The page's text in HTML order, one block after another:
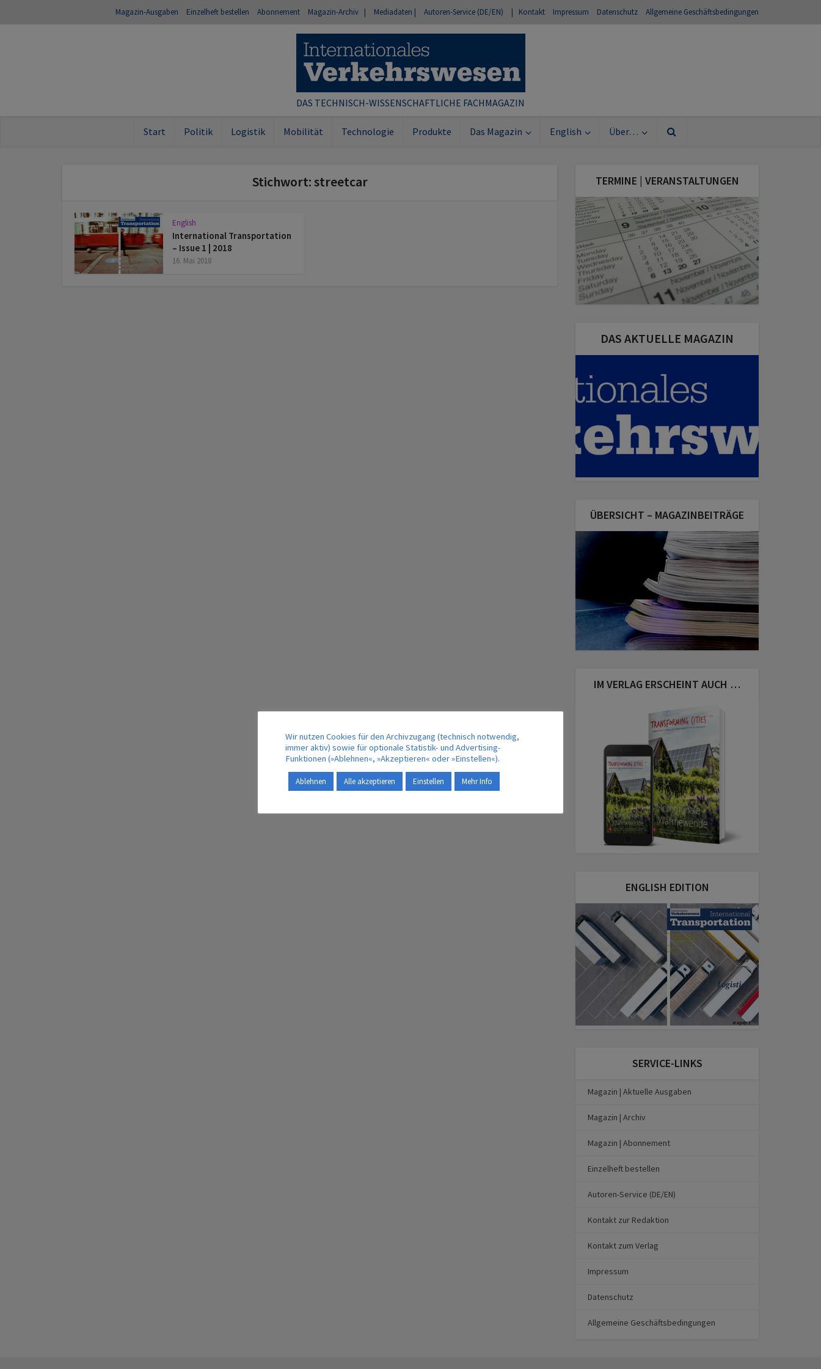
Magazin-Ausgaben Einzelheft bestellen Abonnement Magazin-Archiv | Mediadaten | Autoren-Service (DE/EN) | Kontakt Impressum Datenschutz Allgemeine Geschäftsbedingungen
DAS TECHNISCH-WISSENSCHAFTLICHE FACHMAGAZIN
Start Politik Logistik Mobilität Technologie Produkte Das Magazin English Über…
Stichwort: streetcar
English
International Transportation
– Issue 1 | 2018
16. Mai 2018
TERMINE | VERANSTALTUNGEN
DAS AKTUELLE MAGAZIN
ÜBERSICHT – MAGAZINBEITRÄGE
IM VERLAG ERSCHEINT AUCH …
ENGLISH EDITION
SERVICE-LINKS
Magazin | Aktuelle Ausgaben
Magazin | Archiv
Magazin | Abonnement
Einzelheft bestellen
Autoren-Service (DE/EN)
Kontakt zur Redaktion
Kontakt zum Verlag
Impressum
Datenschutz
Allgemeine Geschäftsbedingungen
Wir nutzen Cookies für den Archivzugang (technisch notwendig,
immer aktiv) sowie für optionale Statistik- und Advertising-
Funktionen (»Ablehnen«, »Akzeptieren« oder »Einstellen«).
Ablehnen Alle akzeptieren Einstellen Mehr Info